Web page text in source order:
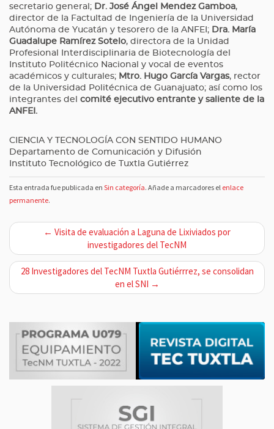
secretario general; Dr. José Ángel Mendez Gamboa,
director de la Factultad de Ingeniería de la Universidad
Autónoma de Yucatán y tesorero de la ANFEI; Dra. María
Guadalupe Ramírez Sotelo, directora de la Unidad
Profesional Interdisciplinaria de Biotecnología del
Instituto Politécnico Nacional y vocal de eventos
académicos y culturales; Mtro. Hugo García Vargas, rector
de la Universidad Politécnica de Guanajuato; así como los
integrantes del comité ejecutivo entrante y saliente de la
ANFEI.
CIENCIA Y TECNOLOGÍA CON SENTIDO HUMANO
Departamento de Comunicación y Difusión
Instituto Tecnológico de Tuxtla Gutiérrez
Esta entrada fue publicada en Sin categoría. Añade a marcadores el enlace
permanente.
N
a
v
g
c
n
← Visita de evaluación a Laguna de Lixiviados por
investigadores del TecNM
28 Investigadores del TecNM Tuxtla Gutiérrrez, se consolidan
en el SNI →